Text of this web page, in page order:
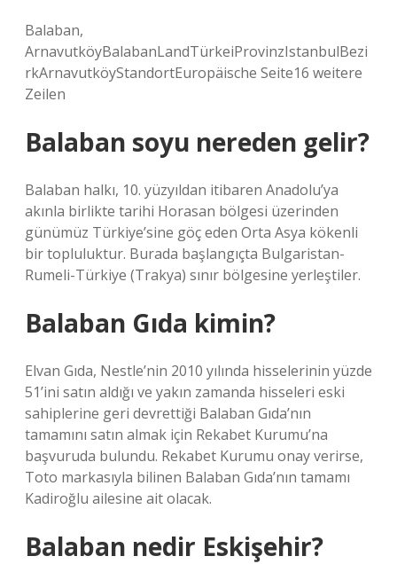
Balaban,
ArnavutköyBalabanLandTürkeiProvinzIstanbulBezi
rkArnavutköyStandortEuropäische Seite16 weitere
Zeilen
Balaban soyu nereden gelir?
Balaban halkı, 10. yüzyıldan itibaren Anadolu’ya
akınla birlikte tarihi Horasan bölgesi üzerinden
günümüz Türkiye’sine göç eden Orta Asya kökenli
bir topluluktur. Burada başlangıçta Bulgaristan-
Rumeli-Türkiye (Trakya) sınır bölgesine yerleştiler.
Balaban Gıda kimin?
Elvan Gıda, Nestle’nin 2010 yılında hisselerinin yüzde
51’ini satın aldığı ve yakın zamanda hisseleri eski
sahiplerine geri devrettiği Balaban Gıda’nın
tamamını satın almak için Rekabet Kurumu’na
başvuruda bulundu. Rekabet Kurumu onay verirse,
Toto markasıyla bilinen Balaban Gıda’nın tamamı
Kadiroğlu ailesine ait olacak.
Balaban nedir Eskişehir?